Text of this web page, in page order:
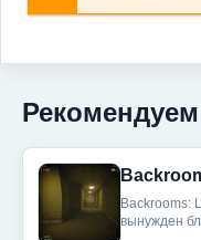
Рекомендуем
Backrooms:
вынужден